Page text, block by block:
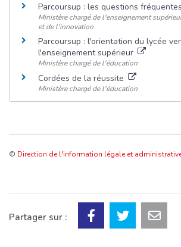
Parcoursup : les questions fréquentes
Ministère chargé de l'enseignement
et de l'innovation
Parcoursup : l'orientation du lycée
l'enseignement supérieur
Ministère chargé de l'éducation
Cordées de la réussite
Ministère chargé de l'éducation
© Direction de l'information légale et
Partager sur :